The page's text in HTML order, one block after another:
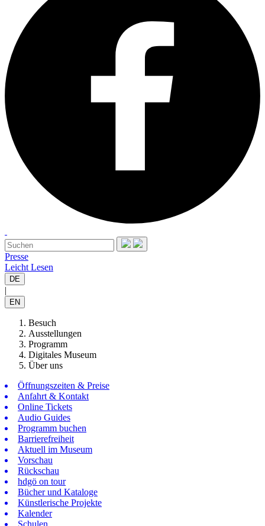
Presse
Leicht Lesen
DE
|
EN
Besuch
Ausstellungen
Programm
Digitales Museum
Über uns
Öffnungszeiten & Preise
Anfahrt & Kontakt
Online Tickets
Audio Guides
Programm buchen
Barrierefreiheit
Aktuell im Museum
Vorschau
Rückschau
hdgö on tour
Bücher und Kataloge
Künstlerische Projekte
Kalender
Schulen